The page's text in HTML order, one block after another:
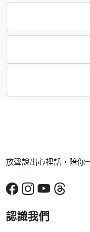
放聲說出心裡話，陪你
認識我們